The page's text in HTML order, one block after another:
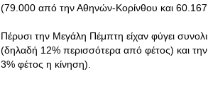
(79.000 από την Αθηνών-Κορίνθου και
Πέρυσι την Μεγάλη Πέμπτη είχαν φύγει
(δηλαδή 12% περισσότερα από φέτος) και
3% φέτος η κίνηση).